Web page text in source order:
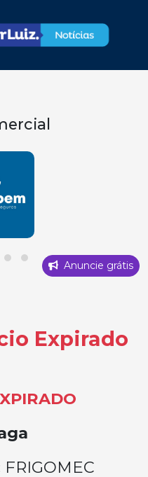
Anuncie grátis
Expirado
FRIGOMEC